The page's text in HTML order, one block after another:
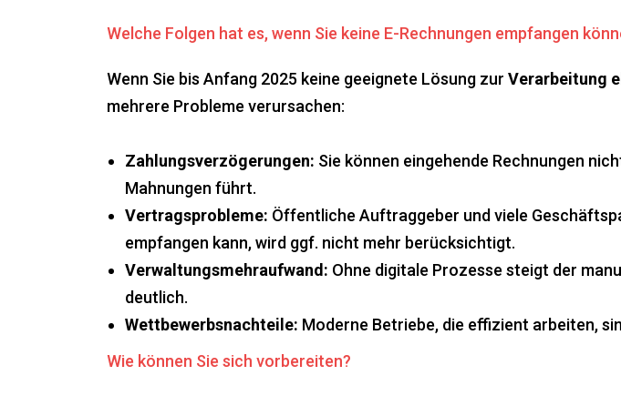
Welche Folgen hat es, wenn Sie keine E-Rechnungen empfangen
Wenn Sie bis Anfang 2025 keine geeignete Lösung zur Verarbeitung
mehrere Probleme verursachen:
Zahlungsverzögerungen: Sie können eingehende Rechnungen
Mahnungen führt.
Vertragsprobleme: Öffentliche Auftraggeber und viele
empfangen kann, wird ggf. nicht mehr berücksichtigt.
Verwaltungsmehraufwand: Ohne digitale Prozesse steigt der
deutlich.
Wettbewerbsnachteile: Moderne Betriebe, die effizient arbeiten,
Wie können Sie sich vorbereiten?